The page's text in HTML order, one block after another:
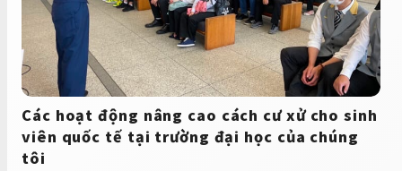
Các hoạt động nâng cao cách cư xử cho sinh
viên quốc tế tại trường đại học của chúng
tôi